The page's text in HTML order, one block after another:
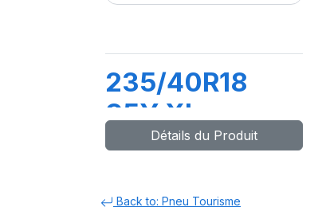
235/40R18
95Y XL
DYNAXER HP5
Détails du Produit
Back to: Pneu Tourisme